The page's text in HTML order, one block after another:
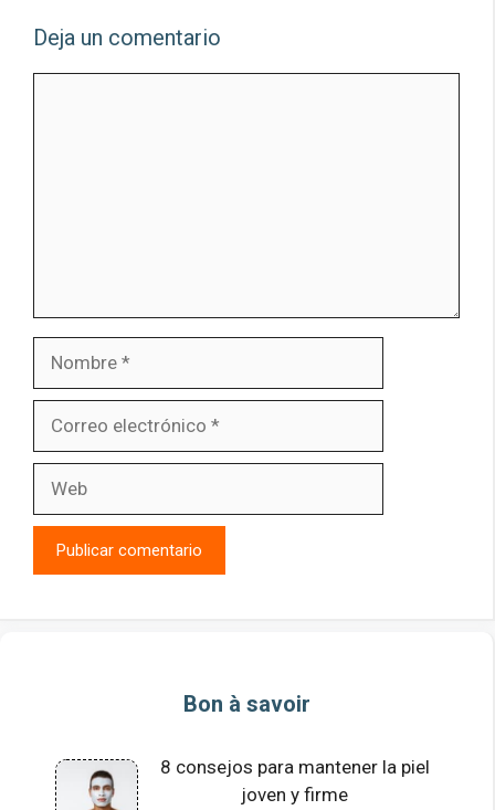
Deja un comentario
electrónico
Bon à savoir
8 consejos para mantener la piel
joven y firme